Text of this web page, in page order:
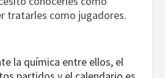
tratarles como jugadores.
la química entre ellos, el